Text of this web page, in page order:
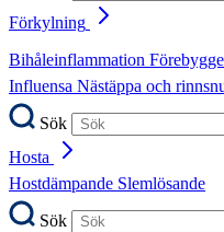
Förkylning
Bihåleinflammation
Influensa Nästäppa och
Sök
Hosta
Hostdämpande Slemlösande
Sök